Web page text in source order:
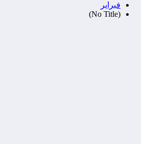
فبراير
(No Title)